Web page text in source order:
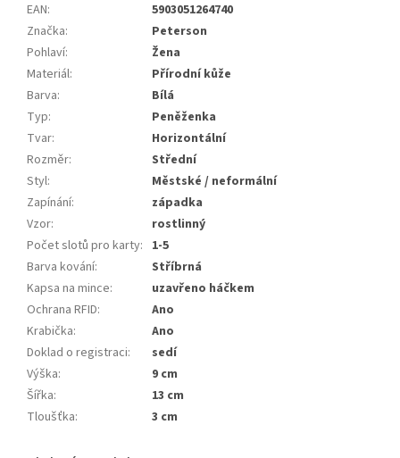
EAN:
5903051264740
Značka:
Peterson
Pohlaví:
Žena
Materiál:
Přírodní kůže
Barva:
Bílá
Typ:
Peněženka
Tvar:
Horizontální
Rozměr:
Střední
Styl:
Městské / neformální
Zapínání:
západka
Vzor:
rostlinný
Počet slotů pro karty: 1-5
Barva kování:
Stříbrná
Kapsa na mince:
uzavřeno háčkem
Ochrana RFID:
Ano
Krabička:
Ano
Doklad o registraci:
sedí
Výška:
9 cm
Šířka:
13 cm
Tloušťka: 3 cm